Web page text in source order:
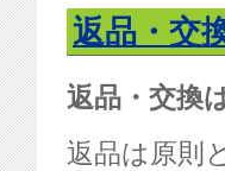
返品・交
返品・交換
返品は原則